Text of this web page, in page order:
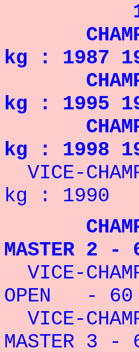
1988
kg : 1987
kg : 1995
kg : 1998
VICE-
kg : 1990
MASTER 2
VICE-
OPEN -
VICE-
MASTER 3